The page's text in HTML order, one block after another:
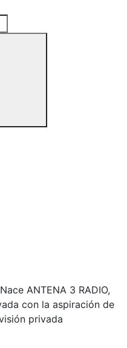
Nace ANTENA 3 RADIO,
con la aspiración de
privada